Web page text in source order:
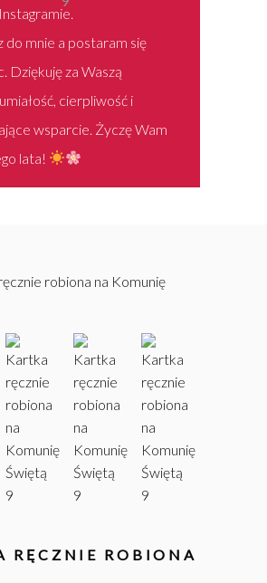
do mnie a postaram się
Dziękuję za Waszą
cierpliwość i
wsparcie. Życzę Wam
lata!
RĘCZNIE ROBIONA